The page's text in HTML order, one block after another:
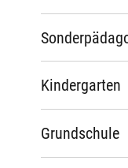
Kindergarten
Grundschule